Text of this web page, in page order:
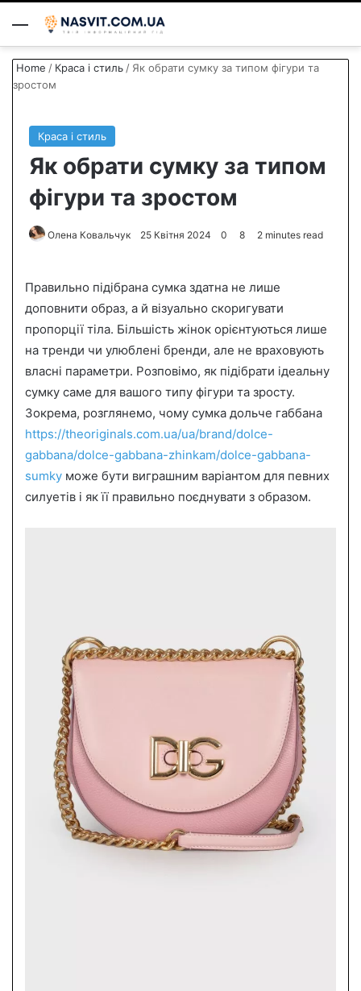
Menu
Home / Краса і стиль / Як обрати сумку за типом фігури та
зростом
Краса і стиль
Як обрати сумку за типом
фігури та зростом
Олена Ковальчук
d
a
n
e
m
a
i
25 Квітня 2024 0 8 2 minutes read
Правильно підібрана сумка здатна не лише
доповнити образ, а й візуально скоригувати
пропорції тіла. Більшість жінок орієнтуються лише
на тренди чи улюблені бренди, але не враховують
власні параметри. Розповімо, як підібрати ідеальну
сумку саме для вашого типу фігури та зросту.
Зокрема, розглянемо, чому сумка дольче габбана
https://theoriginals.com.ua/ua/brand/dolce-
gabbana/dolce-gabbana-zhinkam/dolce-gabbana-
sumky може бути виграшним варіантом для певних
силуетів і як її правильно поєднувати з образом.